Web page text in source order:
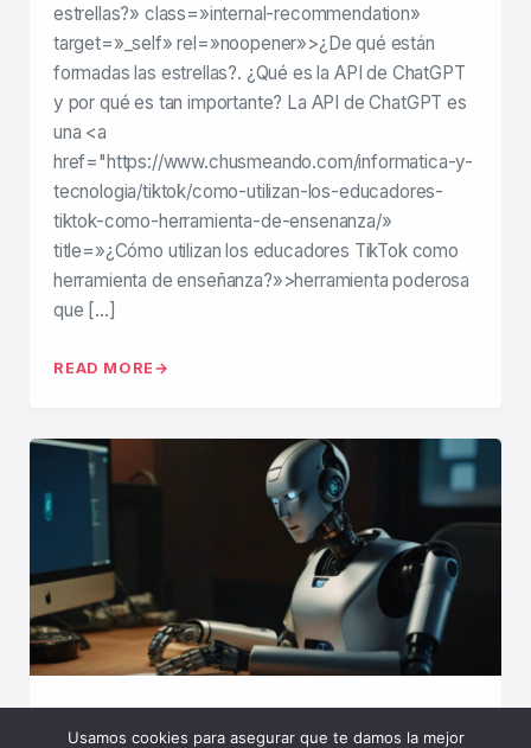
estrellas?» class=»internal-recommendation»
target=»_self» rel=»noopener»>¿De qué están
formadas las estrellas?. ¿Qué es la API de ChatGPT
y por qué es tan importante? La API de ChatGPT es
una <a
href="https://www.chusmeando.com/informatica-y-
tecnologia/tiktok/como-utilizan-los-educadores-
tiktok-como-herramienta-de-ensenanza/»
title=»¿Cómo utilizan los educadores TikTok como
herramienta de enseñanza?»>herramienta poderosa
que […]
READ MORE
Cómo detectar plagio de ChatGPT
Usamos cookies para asegurar que te damos la mejor